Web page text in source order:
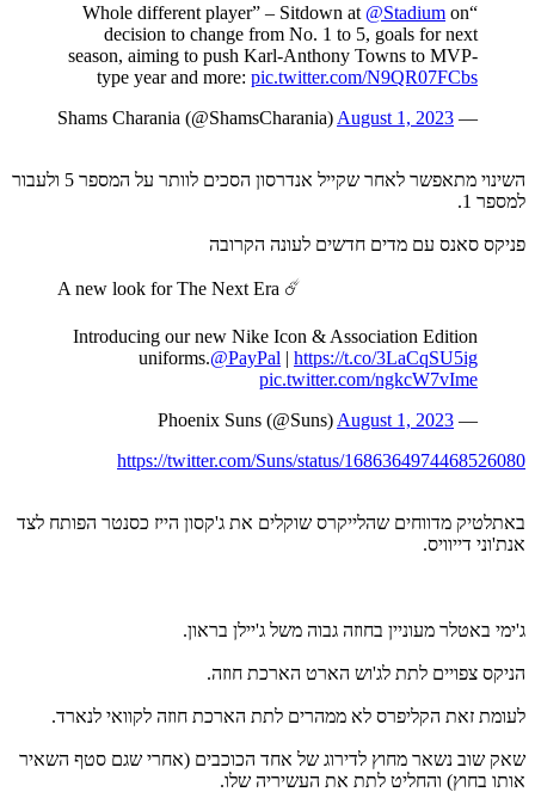
“Whole different player” – Sitdown at
@Stadium on
decision to change from No. 1 to 5, goals for next
season, aiming to push Karl-Anthony Towns to MVP-
type year and more: pic.twitter.com/N9QR07FCbs
— Shams Charania (@ShamsCharania)
August 1, 2023
השינוי מתאפשר לאחר שקייל אנדרסון הסכים לוותר על המספר 5 ולעבור
למספר 1.
פניקס סאנס עם מדים חדשים לעונה הקרובה
A new look for The Next Era ☄️
Introducing our new Nike Icon & Association Edition
uniforms.@PayPal | https://t.co/3LaCqSU5ig
pic.twitter.com/ngkcW7vIme
— Phoenix Suns (@Suns)
August 1, 2023
https://twitter.com/Suns/status/1686364974468526080
באתלטיק מדווחים שהלייקרס שוקלים את ג'קסון הייז כסנטר הפותח לצד
אנת'וני דייוויס.
ג'ימי באטלר מעוניין בחוזה גבוה משל ג'יילן בראון.
הניקס צפויים לתת לג'וש הארט הארכת חוזה.
לעומת זאת הקליפרס לא ממהרים לתת הארכת חוזה לקוואי לנארד.
שאק שוב נשאר מחוץ לדירוג של אחד הכוכבים (אחרי שגם סטף השאיר
אותו בחוץ) והחליט לתת את העשיריה שלו.